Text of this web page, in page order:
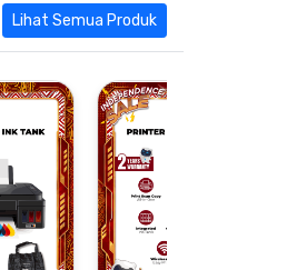
Lihat Semua Produk